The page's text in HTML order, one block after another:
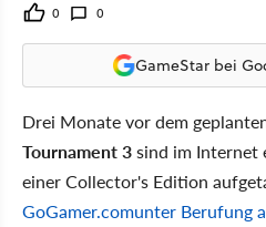
0 0
GameStar bei
Drei Monate vor dem
Tournament 3sind im Internet
einer Collector's Edition
GoGamer.comunter Berufung